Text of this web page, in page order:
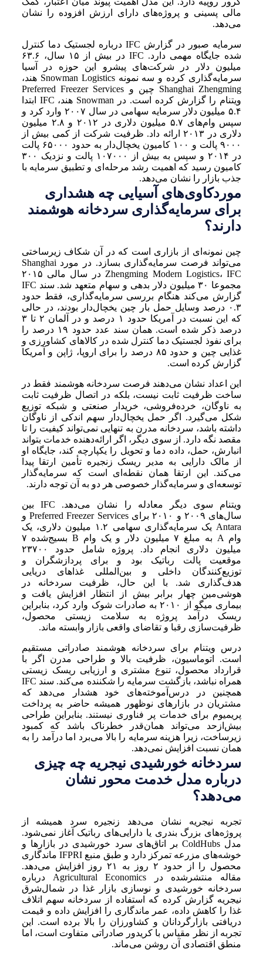
مالی پسینی و پروژه‌های دارای ارزش افزوده را نشان
می‌دهد.
سرمایه صبور در گزارش IFC درباره لجستیک دما کنترل
شده جایگاه مهمی دارد. IFC در بیش از ۱۵ سال، ۶۳.۶
میلیون دلار در شرکت‌های پیشرو این حوزه در آسیا
سرمایه‌گذاری کرده و سه نمونه Snowman Logistics هند،
Shanghai Zhengming چین و Preferred Freezer Services
ویتنام را گزارش کرده است. در Snowman هند، IFC ابتدا
۵.۴ میلیون دلار سرمایه سهامی در سال ۲۰۰۷ وارد کرد و
سپس وام‌های ۵.۷ میلیون دلاری در ۲۰۱۲ و ۲.۸ میلیون
دلاری در ۲۰۱۳ ارائه داد. ظرفیت شرکت از کمی بیش از
۹۰۰۰ پالت و ۱۰۰ کامیون یخچال‌دار به حدود ۶۵۰۰۰ پالت
در ۲۰۱۴ و سپس به بیش از ۱۰۷۰۰۰ پالت و نزدیک ۳۰۰
کامیون رسید که اهمیت رشد مرحله‌ای و تطبیق سرمایه با
جذب بازار را نشان می‌دهد.
موردکاوی‌های آسیایی چه هشداری
برای سرمایه‌گذاری سردخانه هوشمند
دارند؟
چین نمونه‌ای از بازاری است که در آن شکاف زیرساختی
می‌تواند فرصت سرمایه‌گذاری بسازد. در مورد Shanghai
Zhengming Modern Logistics، IFC در سال مالی ۲۰۱۵
مجموعا ۳۰ میلیون دلار بدهی و سهام متعهد شد. سند IFC
گزارش می‌کند هنگام بررسی سرمایه‌گذاری، فقط حدود
۰.۳ درصد وسایل حمل بار چین یخچال‌دار بودند، در حالی
که این نسبت در آمریکا حدود ۱ درصد و در آلمان ۲ تا ۳
درصد ذکر شده است. همان سند عدد حدود ۱۹ درصد را
برای نفوذ لجستیک دما کنترل شده در کالاهای کشاورزی و
غذایی چین و حدود ۸۵ درصد را برای اروپا، ژاپن و آمریکا
گزارش کرده است.
این اعداد نشان می‌دهند فرصت سردخانه هوشمند فقط در
ساخت ظرفیت ثابت نیست، بلکه در اتصال ظرفیت ثابت
به ناوگان، خرده‌فروشی، خریدار صنعتی و شبکه توزیع
شکل می‌گیرد. اگر حمل یخچال‌دار سهم اندکی از ناوگان
داشته باشد، سردخانه مدرن به تنهایی نمی‌تواند کیفیت را تا
مقصد نگه دارد. از سوی دیگر، اگر ارائه‌دهنده خدمات بتواند
انبارش، حمل، داده دما و تحویل را یکپارچه کند، جایگاه او
از مالک دارایی به مدیر ریسک زنجیره تأمین ارتقا پیدا
می‌کند. این ارتقا همان نقطه‌ای است که سرمایه‌گذار
توسعه‌ای و سرمایه‌گذار خصوصی هر دو به آن توجه دارند.
ویتنام سوی دیگر معادله را نشان می‌دهد. IFC بین
سال‌های ۲۰۰۹ و ۲۰۱۰ برای Preferred Freezer Services و
Antara یک سرمایه‌گذاری سهامی ۱.۲ میلیون دلاری، یک
وام A به مبلغ ۷ میلیون دلار و یک وام B بسیج‌شده ۷
میلیون دلاری انجام داد. پروژه شامل حدود ۲۳۷۰۰
موقعیت پالت رباتیک بود و برای پردازشگران و
توزیع‌کنندگان داخلی و بین‌المللی غذاهای دریایی
هدف‌گذاری شد. با این حال، ظرفیت سردخانه در
هوشی‌مین چهار برابر بیش از انتظار افزایش یافت و
بیماری میگو از ۲۰۱۰ به صادرات شوک وارد کرد، بنابراین
ریسک درآمد پروژه به سلامت زیستی محصول،
ظرفیت‌سازی رقبا و تقاضای واقعی بازار وابسته ماند.
درس ویتنام برای سردخانه هوشمند صادراتی مستقیم
است. اتوماسیون، ظرفیت بالا و طراحی مدرن اگر با
قرارداد محصول، تنوع مشتری و ارزیابی ریسک زیستی
همراه نباشد، بازگشت سرمایه را شکننده می‌کند. سند IFC
همچنین در درس‌آموخته‌های خود هشدار می‌دهد که
مشتریان در بازارهای نوظهور همیشه حاضر به پرداخت
پریمیوم برای خدمات پر فناوری نیستند. بنابراین طراحی
بیش‌ازحد می‌تواند همان‌قدر خطرناک باشد که کمبود
زیرساخت، زیرا هزینه سرمایه را بالا می‌برد اما درآمد را به
همان نسبت افزایش نمی‌دهد.
سردخانه خورشیدی نیجریه چه چیزی
درباره مدل خدمت محور نشان
می‌دهد؟
تجربه نیجریه نشان می‌دهد زنجیره سرد همیشه از
پروژه‌های بزرگ بندری یا دارایی‌های رباتیک آغاز نمی‌شود.
مدل ColdHubs بر اتاق‌های سرد خورشیدی در بازارها و
خوشه‌های مزرعه تمرکز دارد و طبق منبع IFPRI ماندگاری
محصول را از حدود ۲ روز به ۲۱ روز افزایش می‌دهد.
مقاله منتشرشده در Agricultural Economics درباره
سردخانه خورشیدی و نوسازی بازار غذا در شمال‌شرق
نیجریه گزارش کرده که استفاده از سردخانه سهم اتلاف
غذا را کاهش داده، عمر ماندگاری را افزایش داده و قیمت
دریافتی بازارگردانان و کشاورزان را بالا برده است. این
تجربه از نظر مقیاس با کریدور صادراتی متفاوت است، اما
منطق اقتصادی آن روشن می‌ماند.